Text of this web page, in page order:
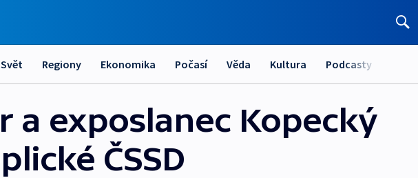
Svět Regiony Ekonomika Počasí Věda Kultura Podcasty
a exposlanec Kopecký
ČSSD